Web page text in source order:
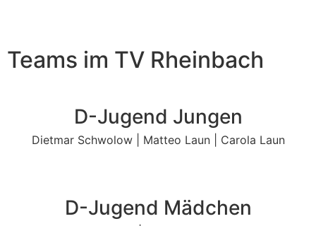
Teams im TV Rheinbach
D-Jugend Jungen
Dietmar Schwolow | Matteo Laun | Carola Laun
D-Jugend Mädchen